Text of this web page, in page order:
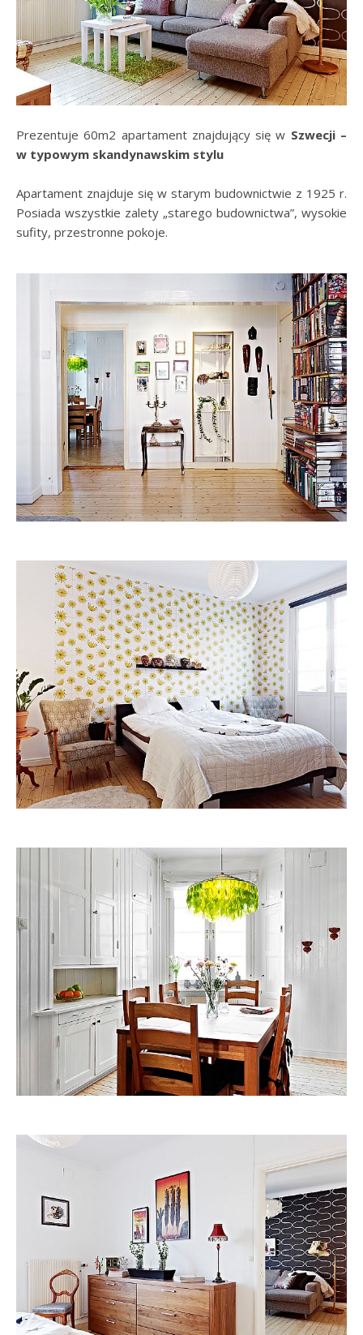
Prezentuje 60m2 apartament znajdujący się w Szwecji –
w typowym skandynawskim stylu
Apartament znajduje się w starym budownictwie z 1925 r.
Posiada wszystkie zalety „starego budownictwa”, wysokie
sufity, przestronne pokoje.